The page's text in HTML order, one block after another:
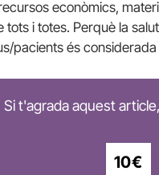
econòmics,
tots i totes. Perquè la
pacients és
Si t'agrada aquest
10€